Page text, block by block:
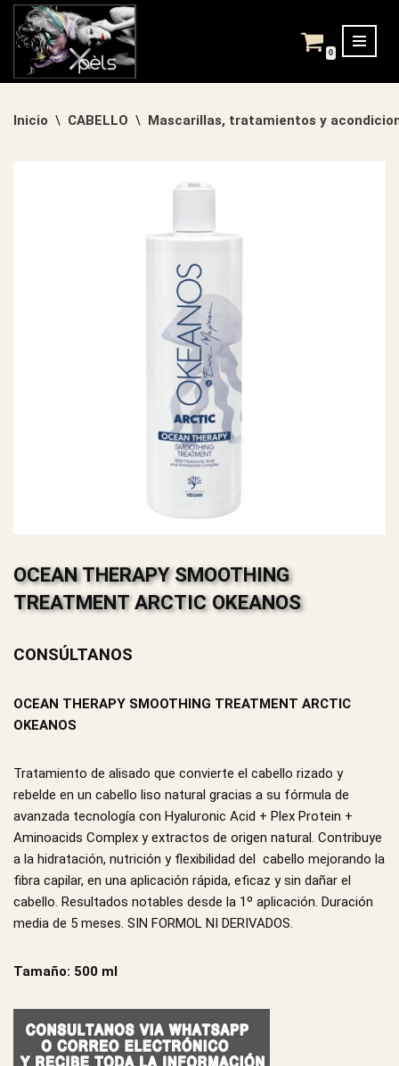
Saltar
0
Inicio \ CABELLO \ Mascarillas, tratamientos y
OCEAN THERAPY SMOOTHING
TREATMENT ARCTIC OKEANOS
CONSÚLTANOS
OCEAN THERAPY SMOOTHING TREATMENT ARCTIC
OKEANOS
Tratamiento de alisado que convierte el cabello rizado y
rebelde en un cabello liso natural gracias a su fórmula de
avanzada tecnología con Hyaluronic Acid + Plex Protein +
Aminoacids Complex y extractos de origen natural. Contribuye
a la hidratación, nutrición y flexibilidad del cabello mejorando la
fibra capilar, en una aplicación rápida, eficaz y sin dañar el
cabello. Resultados notables desde la 1º aplicación. Duración
media de 5 meses. SIN FORMOL NI DERIVADOS.
Tamaño: 500 ml